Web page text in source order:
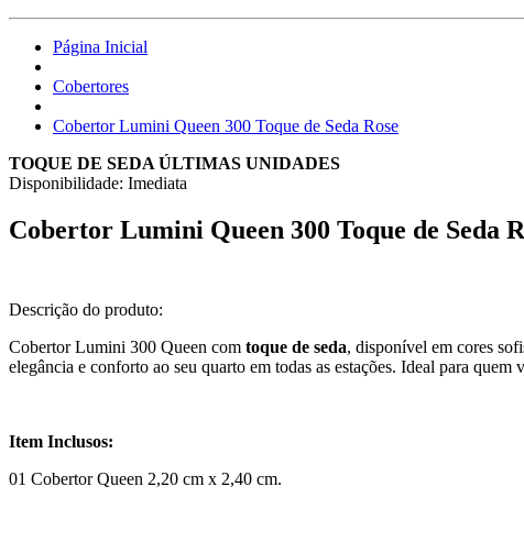
Página Inicial
Cobertores
Cobertor Lumini Queen 300 Toque de Seda Rose
TOQUE DE SEDA ÚLTIMAS UNIDADES
Disponibilidade: Imediata
Cobertor Lumini Queen 300 Toque de Seda
Descrição do produto:
Cobertor Lumini 300 Queen com toque de seda, disponível em cores
elegância e conforto ao seu quarto em todas as estações. Ideal para
Item Inclusos:
01 Cobertor Queen 2,20 cm x 2,40 cm.